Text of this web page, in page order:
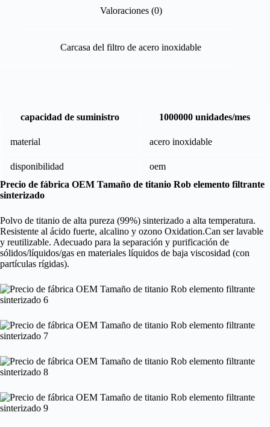
Valoraciones (0)
Carcasa del filtro de acero inoxidable
capacidad de suministro 1000000 unidades/mes
material acero inoxidable
disponibilidad
oem
Precio de fábrica OEM Tamaño de titanio Rob elemento filtrante
sinterizado
Polvo de titanio de alta pureza (99%) sinterizado a alta temperatura.
Resistente al ácido fuerte, alcalino y ozono Oxidation.Can ser lavable
y reutilizable. Adecuado para la separación y purificación de
sólidos/líquidos/gas en materiales líquidos de baja viscosidad (con
partículas rígidas).